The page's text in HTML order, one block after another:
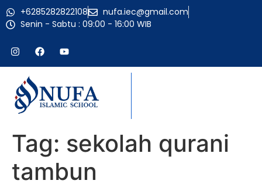
+6285282822108
nufa.iec@gmail.com
Senin - Sabtu : 09:00 - 16:00 WIB
Tag: sekolah qurani
tambun